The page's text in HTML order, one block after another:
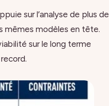
sur l’analyse de plus de
mêmes modèles en tête.
sur le long terme